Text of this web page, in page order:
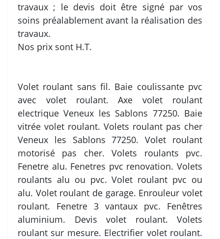
travaux ; le devis doit être signé par vos
soins préalablement avant la réalisation des
travaux.
Nos prix sont H.T.
Volet roulant sans fil. Baie coulissante pvc
avec volet roulant. Axe volet roulant
electrique Veneux les Sablons 77250. Baie
vitrée volet roulant. Volets roulant pas cher
Veneux les Sablons 77250. Volet roulant
motorisé pas cher. Volets roulants pvc.
Fenetre alu. Fenetres pvc renovation. Volets
roulants alu ou pvc. Volet roulant pvc ou
alu. Volet roulant de garage. Enrouleur volet
roulant. Fenetre 3 vantaux pvc. Fenêtres
aluminium. Devis volet roulant. Volets
roulant sur mesure. Electrifier volet roulant.